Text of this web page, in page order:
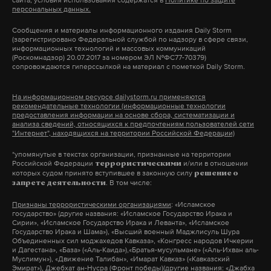
Западные лизингодатели
потребовали вернуть более
500 самолетов российских
Их выкуп обойдется России в 20
миллиардов долларов и может привести к
кросс-дефолту
#самолеты #правительство #авиабилеты
Подпишитесь на Daily Storm в
А еще мы есть в Telegram ,ДзениVK.
Макс Telegram
Дзен VK
#экстремизм #спецоперация #генпрокуратура
#рф # пискарев #флаг
же»,— отметил Хабек.
Ранее 31 марта президент России Владимир Путин
подписалуказ о торговле газом с
недружественными странами. Документ вводит
в банках РФ перед покупкой газа.
По словам российского лидера, отказ зарубежных
партнеров платить за голубое топливо в рублях
будет расцениваться как неисполнение
обязательств и станет причиной остановить
действующие контракты.
Подпишитесь на Daily Storm вMAX. Он
работает там, где тормозит интернет.
персональных данных.
Сообщения и материалы информационного издания Daily Storm
(зарегистрировано Федеральной службой по надзору в сфере связи,
информационных технологий и массовых коммуникаций
(Роскомнадзор) 20.07.2017 за номером ЭЛ №ФС77-70379)
сопровождаются гиперссылкой на материал с пометкой Daily Storm.
На информационном ресурсе dailystorm.ru применяются
рекомендательные технологии (информационные технологии
предоставления информации на основе сбора, систематизации и
анализа сведений, относящихся к предпочтениям пользователей сети
"Интернет", находящихся на территории Российской Федерации)
*упомянутые в текстах организации, признанные на территории
Российской Федерации террористическими и/или в отношении
которых судом принято вступившее в законную силу решение о
запрете деятельности. В том числе:
Признаны террористическими организациями: «Исламское
государство» (другие названия: «Исламское Государство Ирака и
Сирии», «Исламское Государство Ирака и Леванта», «Исламское
Государство Ирака и Шама»), «Высший военный Маджлисуль Шура
Объединенных сил моджахедов Кавказа», «Конгресс народов Ичкерии
и Дагестана», «База» («Аль-Каида»),«Братья-мусульмане» («Аль-Ихван аль-
Муслимун»), «Движение Талибан», «Имарат Кавказ» («Кавказский
Эмират»), Джебхат ан-Нусра (Фронт победы)(другие названия: «Джабха